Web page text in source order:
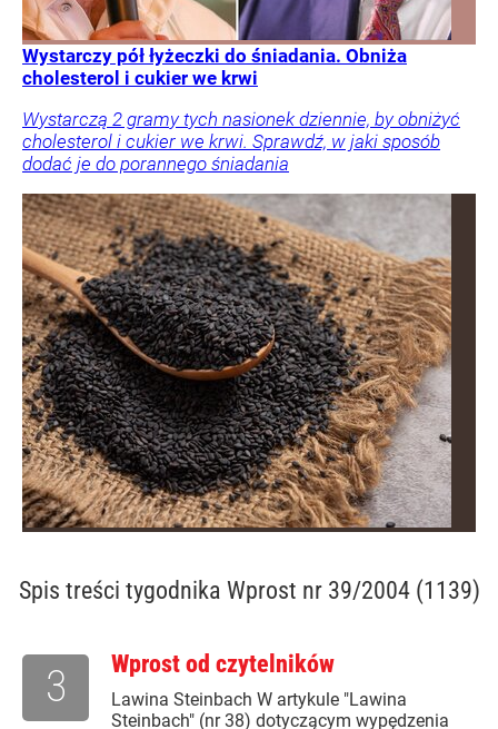
Wystarczy pół łyżeczki do śniadania. Obniża
cholesterol i cukier we krwi
Wystarczą 2 gramy tych nasionek dziennie, by obniżyć
cholesterol i cukier we krwi. Sprawdź, w jaki sposób
dodać je do porannego śniadania
Spis treści tygodnika Wprost nr 39/2004 (1139)
Wprost od czytelników
Lawina Steinbach W artykule "Lawina
Steinbach" (nr 38) dotyczącym wypędzenia
3